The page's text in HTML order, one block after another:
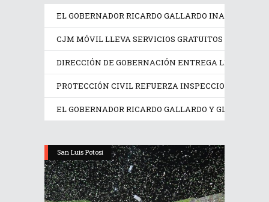
EL GOBERNADOR RICARDO GALLARDO INAUGURA
CJM MÓVIL LLEVA SERVICIOS GRATUITOS A
DIRECCIÓN DE GOBERNACIÓN ENTREGA LICENCIAS
PROTECCIÓN CIVIL REFUERZA INSPECCIONES EN
EL GOBERNADOR RICARDO GALLARDO Y GLORIA
San Luis Potosí